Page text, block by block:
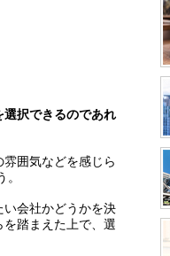
選択できるのであれ
囲気などを感じら
。
い会社かどうかを決
踏まえた上で、選